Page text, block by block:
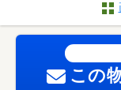
この